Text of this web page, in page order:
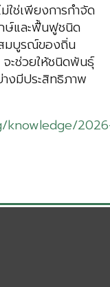
ใช่เพียงการกำจัด
ษ์และฟื้นฟูชนิด
มบูรณ์ของถิ่น
จะช่วยให้ชนิดพันธุ์
งมีประสิทธิภาพ
knowledge/